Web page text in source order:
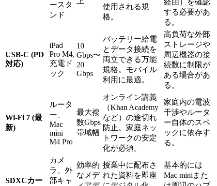
ースタ
ンド
使用される規
格。
経由）を確認
する必要があ
る。
USB-C (PD
対応)
iPad
Pro M4,
充電ド
ック
10
Gbps〜
20
Gbps
バッテリー給電
とデータ接続を
両立できる万能
規格。モバイル
利用に最適。
高負荷な外部
ストレージや
周辺機器の接
続数に制限が
ある場合があ
る。
Wi-Fi 7 (最
新)
ルータ
ー、
Mac
mini
M4 Pro
最大複
数Gbps
帯域幅
オンライン講義
（Khan Academy
など）の途切れ
防止。家庭ネッ
トワークの安定
化が必須。
家庭内の電波
干渉やルータ
ー自体のスペ
ックに依存す
る。
SDXCカー
カメ
ラ、外
部キャ
効率的
なメデ
授業中に配布さ
れた資料を即座
基本的には
Mac miniまた